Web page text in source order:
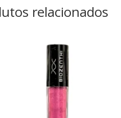
relacionados